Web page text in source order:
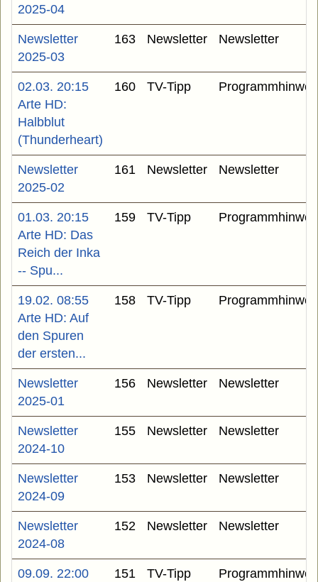
2025-04
Newsletter
2025-03
163 Newsletter Newsletter
02.03. 20:15
Arte HD:
Halbblut
(Thunderheart)
160 TV-Tipp
Newsletter
2025-02
161 Newsletter Newsletter
01.03. 20:15
Arte HD: Das
Reich der Inka
-- Spu...
159 TV-Tipp
19.02. 08:55
Arte HD: Auf
den Spuren
der ersten...
158 TV-Tipp
Newsletter
2025-01
156 Newsletter Newsletter
Newsletter
2024-10
155 Newsletter Newsletter
Newsletter
2024-09
153 Newsletter Newsletter
Newsletter
2024-08
152 Newsletter Newsletter
09.09. 22:00
151 TV-Tipp